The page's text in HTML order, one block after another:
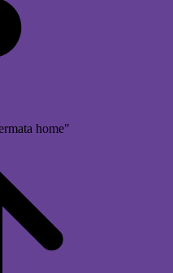
home"